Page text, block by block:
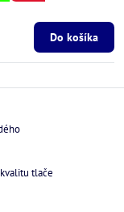
Do košíka
tlače